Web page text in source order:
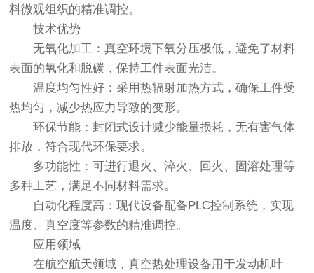
料微观组织的精准调控。
技术优势
无氧化加工：真空环境下氧分压极低，避免了材料
表面的氧化和脱碳，保持工件表面光洁。
温度均匀性好：采用热辐射加热方式，确保工件受
热均匀，减少热应力导致的变形。
环保节能：封闭式设计减少能量损耗，无有害气体
排放，符合现代环保要求。
多功能性：可进行退火、淬火、回火、固溶处理等
多种工艺，满足不同材料需求。
自动化程度高：现代设备配备PLC控制系统，实现
温度、真空度等参数的精准调控。
应用领域
在航空航天领域，真空热处理设备用于发动机叶